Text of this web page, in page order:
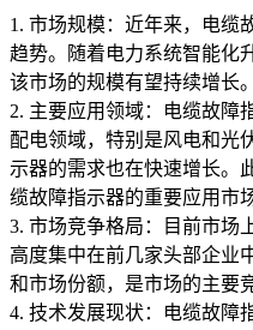
1. 市场规模：近年来，电缆
趋势。随着电力系统智能化
该市场的规模有望持续增长。
2. 主要应用领域：电缆故障
配电领域，特别是风电和光
示器的需求也在快速增长。
缆故障指示器的重要应用市场
3. 市场竞争格局：目前市场
高度集中在前几家头部企业
和市场份额，是市场的主要
4. 技术发展现状：电缆故障